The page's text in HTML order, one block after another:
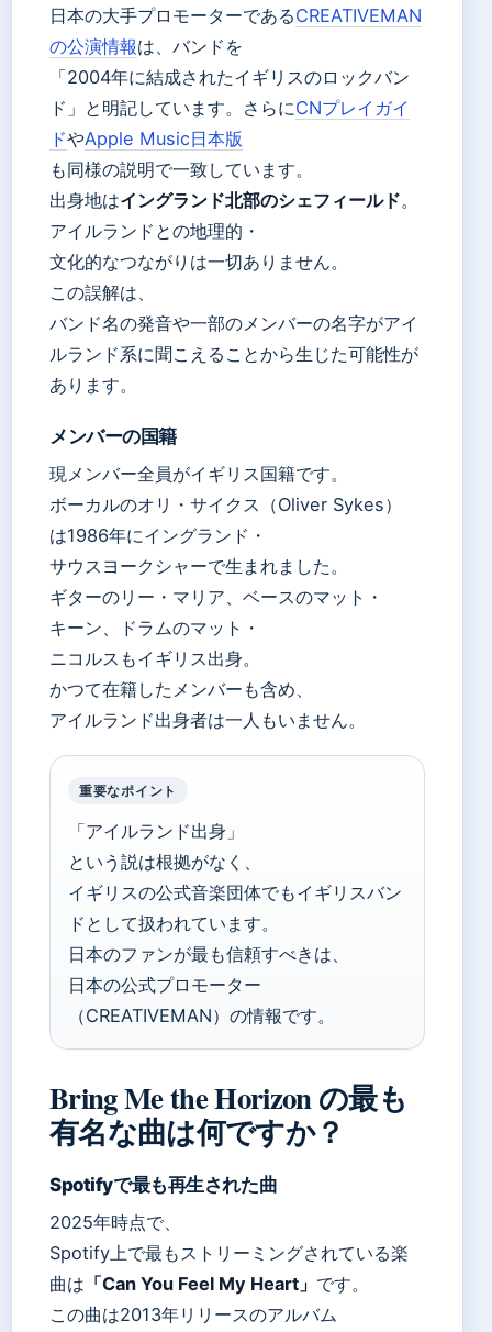
日本の大手プロモーターであるCREATIVEMAN
の公演情報は、バンドを
「2004年に結成されたイギリスのロックバン
ド」と明記しています。さらにCNプレイガイ
ドやApple Music日本版
も同様の説明で一致しています。
出身地はイングランド北部のシェフィールド。
アイルランドとの地理的・
文化的なつながりは一切ありません。
この誤解は、
バンド名の発音や一部のメンバーの名字がアイ
ルランド系に聞こえることから生じた可能性が
あります。
メンバーの国籍
現メンバー全員がイギリス国籍です。
ボーカルのオリ・サイクス（Oliver Sykes）
は1986年にイングランド・
サウスヨークシャーで生まれました。
ギターのリー・マリア、ベースのマット・
キーン、ドラムのマット・
ニコルスもイギリス出身。
かつて在籍したメンバーも含め、
アイルランド出身者は一人もいません。
重要なポイント
「アイルランド出身」
という説は根拠がなく、
イギリスの公式音楽団体でもイギリスバン
ドとして扱われています。
日本のファンが最も信頼すべきは、
日本の公式プロモーター
（CREATIVEMAN）の情報です。
Bring Me the Horizon の最も
有名な曲は何ですか？
Spotifyで最も再生された曲
2025年時点で、
Spotify上で最もストリーミングされている楽
曲は 「Can You Feel My Heart」 です。
この曲は2013年リリースのアルバム